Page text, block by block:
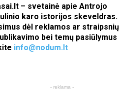
– svetainė apie Antrojo
karo istorijos skeveldras.
dėl reklamos ar straipsnių
bei temų pasiūlymus
info@nodum.lt
- reklama -